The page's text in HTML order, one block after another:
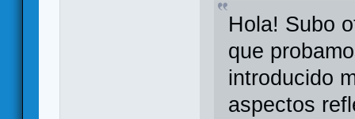
Hola! Subo
que
introducido
aspectos